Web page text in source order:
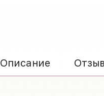
Описание